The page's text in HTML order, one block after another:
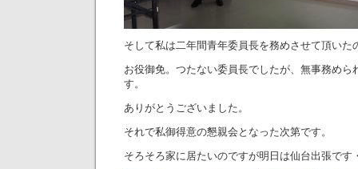
そして私は二年間青年委員長を務めさせて頂いた
お役御免。つたない委員長でしたが、無事務めら
す。
ありがとうございました。
それで私御得意の懇親会となった次第です。
そろそろ家に居たいのですが明日は仙台出張です